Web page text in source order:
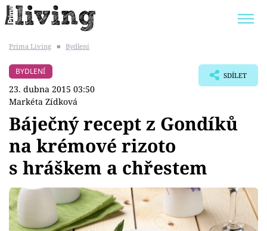
BYDLENÍ SLAVNÝCH
Témata
Bydlení
Zahrada
Prima Living ■ Bydlení
BYDLENÍ
23. dubna 2015 03:50
Markéta Zídková
SDÍLET
Báječný recept z Gondíků
na krémové rizoto
s hráškem a chřestem